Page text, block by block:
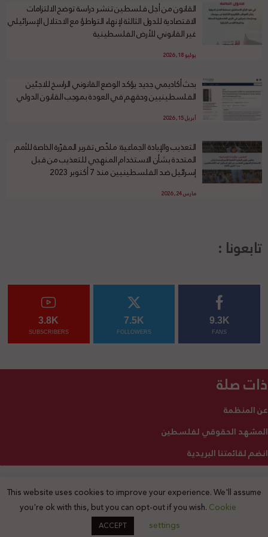
القانون من أجل فلسطين تنشر دراسة توضح الالتزامات
الاقتصادية للدول الثالثة لإنهاء التواطؤ مع الاحتلال الإسرائيلي
غير القانوني للأرض الفلسطينية
يوليو 18, 2026
بحث أكاديمي جديد يؤكد الوضع القانوني الراسخ للاجئين
الفلسطينيين وحقهم في العودة بموجب القانون الدولي
أبريل 15, 2026
التعذيب والإبادة الجماعية: ملخّص تقرير المقرّرة الخاصة للأمم
المتحدة بشأن الاستخدام المنهجي للتعذيب من قبل
إسرائيل ضد الفلسطينيين منذ 7 أكتوبر 2023
مارس 24, 2026
تابعونا :
9.3K
FANS
7.5K
FOLLOWERS
3.8K
SUBSCRIBERS
ذات صلة
عن المنظمة
المشهد الحقوقي لفلسطين
انضم لقائمتنا البريدية
2025 © جميع الحقوق محفوظة
This website uses cookies to improve your experience. We'll assume
you're ok with this, but you can opt-out if you wish. Cookie
settings
ACCEPT